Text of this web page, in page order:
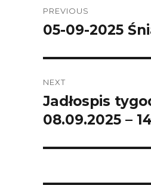
navigation
PREVIOUS
Previous
05-09-2025
NEXT
Next
post:
Jadłospis
08.09.2025 –